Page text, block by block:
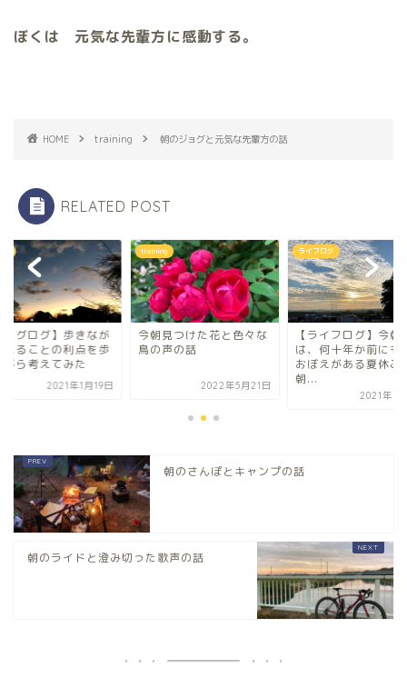
ぼくは 元気な先輩方に感動する。
HOME training 朝のジョグと元気な先輩方の話
RELATED POST
ョグログ】歩きなが
えることの利点を歩
がら考えてみた
2021年1月19日
training
今朝見つけた花と色々な
鳥の声の話
2022年5月21日
ライフログ
【ライフログ】今朝
は、何十年か前にも
おぼえがある夏休み
朝...
2021年7
朝のさんぽとキャンプの話
朝のライドと澄み切った歌声の話